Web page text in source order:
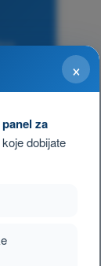
×
za
dobijate